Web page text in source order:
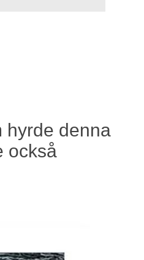
hyrde denna
också